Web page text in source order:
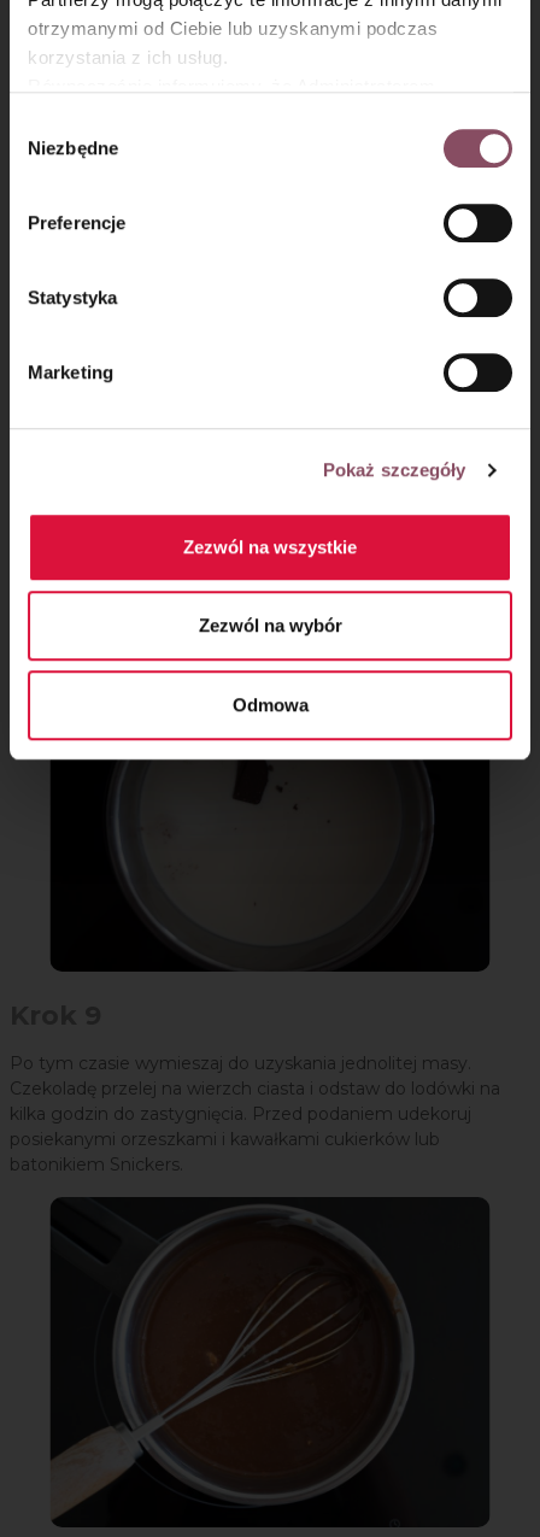
otrzymanymi od Ciebie lub uzyskanymi podczas
korzystania z ich usług.
Gdańsk (80-339) adres: Dickmana 14/15 więcej
informacji o przetwarzaniu danych osobowych oraz
Polityce
prywatności.
zgody
Niezbędne
Preferencje
Statystyka
Marketing
Pokaż szczegóły
Zezwól na wszystkie
Zezwól na wybór
Odmowa
Krok 7
Śmietankę zagotuj i odstaw z palnika, dodaj kawałki czekolady
Po tym czasie wymieszaj do uzyskania jednolitej masy.
Czekoladę przelej na wierzch ciasta i odstaw do lodówki na
kilka godzin do zastygnięcia. Przed podaniem udekoruj
posiekanymi orzeszkami i kawałkami cukierków lub
batonikiem Snickers.